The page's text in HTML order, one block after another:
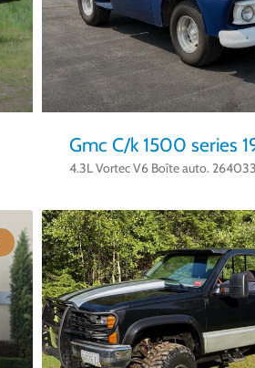
Gmc C/k 1500 series
4.3L Vortec V6 Boîte auto.